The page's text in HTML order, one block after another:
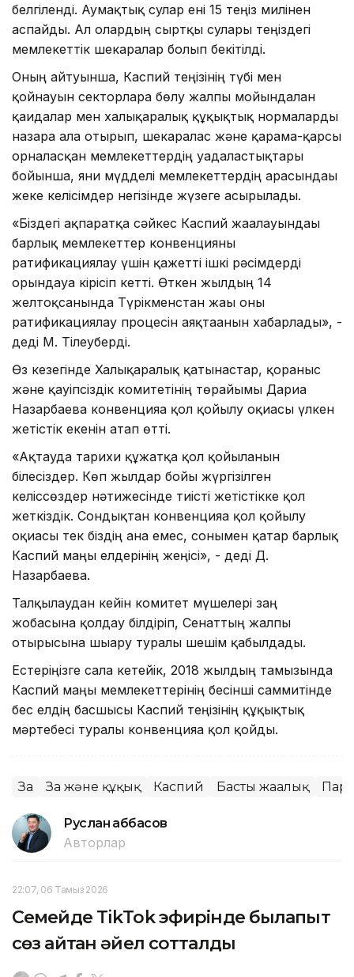
белгіленді. Аумақтық сулар ені 15 теңіз милінен
аспайды. Ал олардың сыртқы сулары теңіздегі
мемлекеттік шекаралар болып бекітілді.
Оның айтуынша, Каспий теңізінің түбі мен
қойнауын секторларға бөлу жалпы мойындалған
қағидалар мен халықаралық құқықтық нормаларды
назарға ала отырып, шекаралас және қарама-қарсы
орналасқан мемлекеттердің уағдаластықтары
бойынша, яғни мүдделі мемлекеттердің арасындағы
жеке келісімдер негізінде жүзеге асырылады.
«Біздегі ақпаратқа сәйкес Каспий жағалауындағы
барлық мемлекеттер конвенцияны
ратификациялау үшін қажетті ішкі рәсімдерді
орындауға кірісіп кетті. Өткен жылдың 14
желтоқсанында Түрікменстан жағы оны
ратификациялау процесін аяқтағанын хабарлады», -
деді М. Тілеуберді.
Өз кезегінде Халықаралық қатынастар, қорғаныс
және қауіпсіздік комитетінің төрайымы Дариға
Назарбаева конвенцияға қол қойылу оқиғасы үлкен
жетістік екенін атап өтті.
«Ақтауда тарихи құжатқа қол қойылғанын
білесіздер. Көп жылдар бойғы жүргізілген
келіссөздер нәтижесінде тиісті жетістікке қол
жеткіздік. Сондықтан конвенцияға қол қойылу
оқиғасы тек біздің ғана емес, сонымен қатар барлық
Каспий маңы елдерінің жеңісі», - деді Д.
Назарбаева.
Талқылаудан кейін комитет мүшелері заң
жобасына қолдау білдіріп, Сенаттың жалпы
отырысына шығару туралы шешім қабылдады.
Естеріңізге сала кетейік, 2018 жылдың тамызында
Каспий маңы мемлекеттерінің бесінші саммитінде
бес елдің басшысы Каспий теңізінің құқықтық
мәртебесі туралы конвенцияға қол қойды.
Заң Заң және құқық Каспий Басты жаңалық
Руслан Ғаббасов
Авторлар
22:07, 06 Тамыз 2026
Семейде TikTok эфирінде былапыт
сөз айтқан әйел сотталды